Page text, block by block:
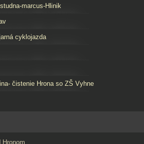
marcus-Hlinik
cyklojazda
čistenie Hrona so ZŠ Vyhne